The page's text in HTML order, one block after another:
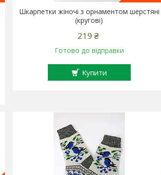
Шкарпетки жіночі з орнаментом шерстяні
(кругові)
219 ₴
Готово до відправки
Купити